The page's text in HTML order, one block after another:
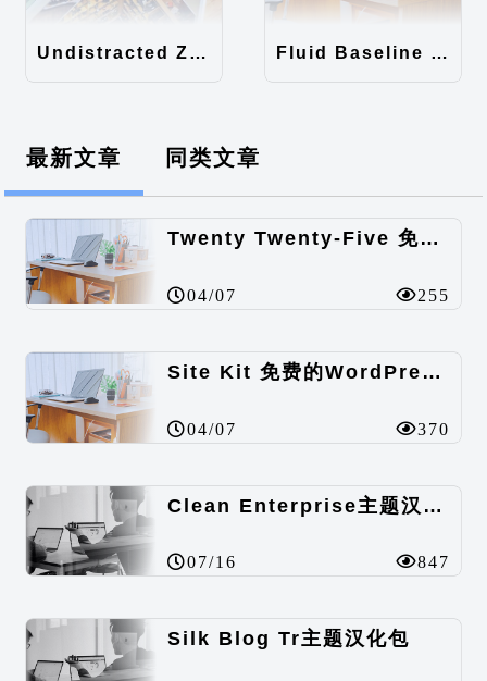
Undistracted Zen主题汉化包 Fluid Baseline Grid主题汉化包
最新文章 同类文章
Twenty Twenty-Five 免费的WordPress内容主题
04/07 255
Site Kit 免费的WordPress数据统计插件
04/07 370
Clean Enterprise主题汉化包
07/16 847
Silk Blog Tr主题汉化包